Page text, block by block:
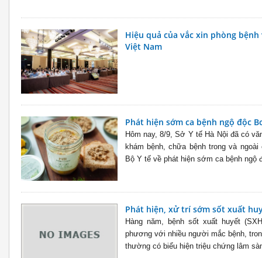
Hiệu quả của vắc xin phòng
Việt Nam
Phát hiện sớm ca bệnh ngộ độc
Hôm nay, 8/9, Sở Y tế Hà Nội đã có
khám bệnh, chữa bệnh trong và
Bộ Y tế về phát hiện sớm ca bệnh ngộ
Phát hiện, xử trí sớm sốt xuất
Hàng năm, bệnh sốt xuất huyết
phương với nhiều người mắc bệnh,
thường có biểu hiện triệu chứng lâm